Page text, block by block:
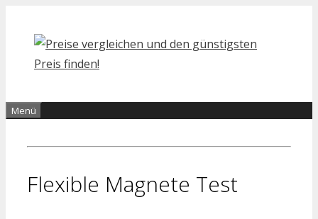
Inhalt
springen
Menü
Flexible Magnete Test